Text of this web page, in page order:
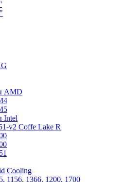
AMD
Intel
v2 Coffe Lake R
Cooling
1156, 1366, 1200, 1700